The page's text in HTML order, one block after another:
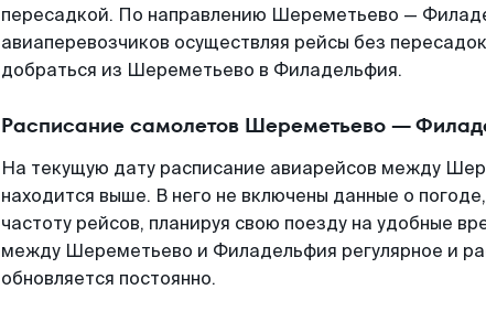
пересадкой. По направлению Шереметьево —
авиаперевозчиков осуществляя рейсы без
добраться из Шереметьево в Филадельфия.
Расписание самолетов Шереметьево —
На текущую дату расписание авиарейсов между
находится выше. В него не включены данные о
частоту рейсов, планируя свою поезду на удобные
между Шереметьево и Филадельфия регулярное и
обновляется постоянно.